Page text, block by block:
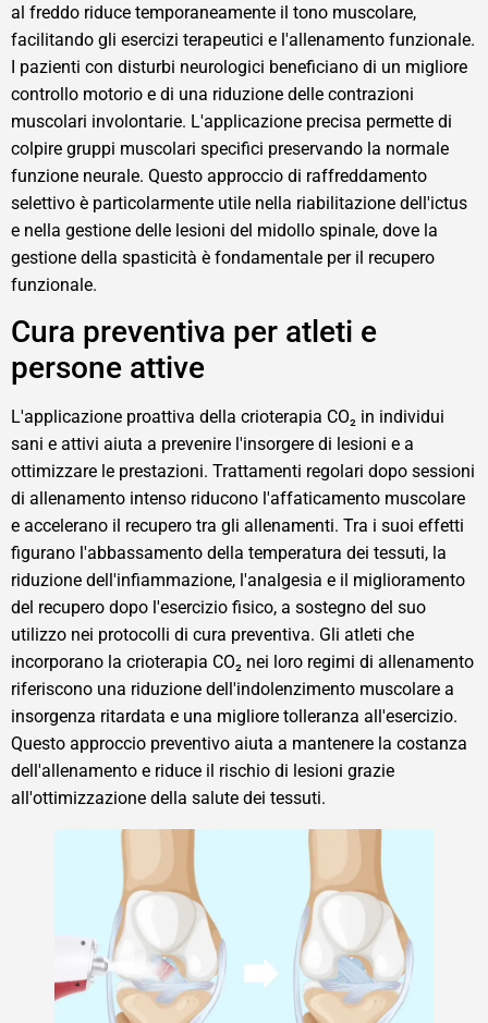
al freddo riduce temporaneamente il tono muscolare,
facilitando gli esercizi terapeutici e l'allenamento funzionale.
I pazienti con disturbi neurologici beneficiano di un migliore
controllo motorio e di una riduzione delle contrazioni
muscolari involontarie. L'applicazione precisa permette di
colpire gruppi muscolari specifici preservando la normale
funzione neurale. Questo approccio di raffreddamento
selettivo è particolarmente utile nella riabilitazione dell'ictus
e nella gestione delle lesioni del midollo spinale, dove la
gestione della spasticità è fondamentale per il recupero
funzionale.
Cura preventiva per atleti e
persone attive
L'applicazione proattiva della crioterapia CO₂ in individui
sani e attivi aiuta a prevenire l'insorgere di lesioni e a
ottimizzare le prestazioni. Trattamenti regolari dopo sessioni
di allenamento intenso riducono l'affaticamento muscolare
e accelerano il recupero tra gli allenamenti. Tra i suoi effetti
figurano l'abbassamento della temperatura dei tessuti, la
riduzione dell'infiammazione, l'analgesia e il miglioramento
del recupero dopo l'esercizio fisico, a sostegno del suo
utilizzo nei protocolli di cura preventiva. Gli atleti che
incorporano la crioterapia CO₂ nei loro regimi di allenamento
riferiscono una riduzione dell'indolenzimento muscolare a
insorgenza ritardata e una migliore tolleranza all'esercizio.
Questo approccio preventivo aiuta a mantenere la costanza
dell'allenamento e riduce il rischio di lesioni grazie
all'ottimizzazione della salute dei tessuti.